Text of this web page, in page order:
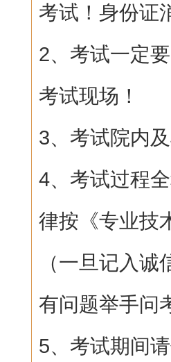
考试！身份证
2、考试一定
考试现场！
3、考试院内
4、考试过程
律按《专业技
（一旦记入
有问题举手问
5、考试期间